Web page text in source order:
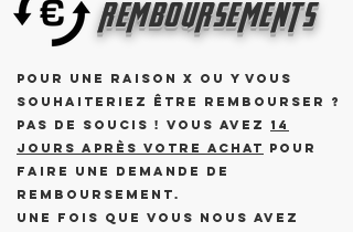
remboursements
Pour une raison X ou Y vous
souhaiteriez être rembourser ?
Pas de soucis ! Vous avez 14
jours après votre achat pour
faire une demande de
remboursement.
Une fois que vous nous avez